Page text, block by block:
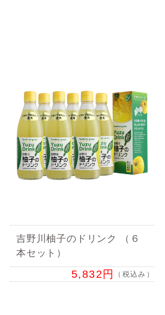
吉野川柚子のドリンク （６
本セット）
5,832円 （税込み）